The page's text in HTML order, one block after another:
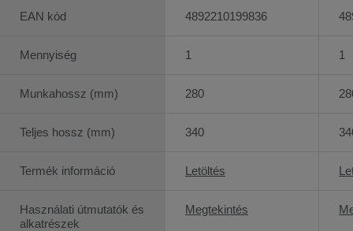
EAN kód
Mennyiség
Munkahossz (mm)
Teljes hossz (mm)
Termék információ
Használati útmutatók és
alkatrészek
4892210199836
1
280
340
Letöltés
Megtekintés
1